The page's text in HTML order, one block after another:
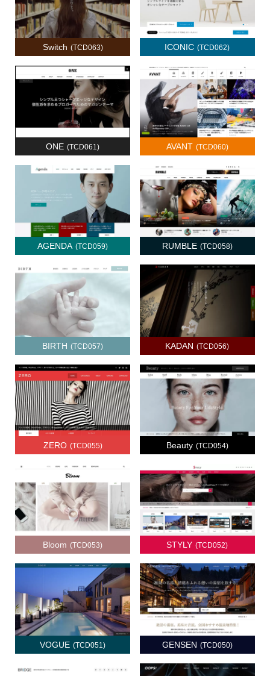
Switch (TCD063) ICONIC (TCD062)
ONE (TCD061) AVANT (TCD060)
AGENDA (TCD059) RUMBLE (TCD058)
BIRTH (TCD057) KADAN (TCD056)
ZERO (TCD055) Beauty (TCD054)
Bloom (TCD053) STYLY (TCD052)
VOGUE (TCD051) GENSEN (TCD050)